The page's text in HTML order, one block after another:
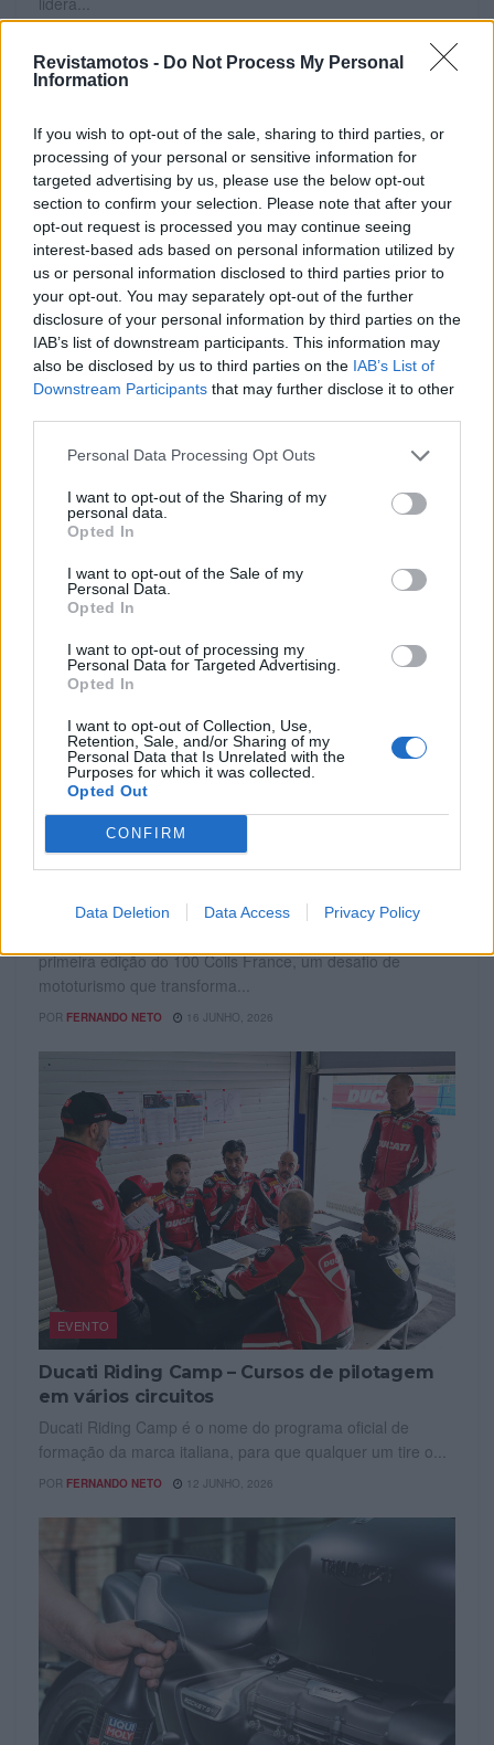
Revistamotos - Do Not Process My Personal
Information
If you wish to opt-out of the sale, sharing to third parties, or
processing of your personal or sensitive information for
targeted advertising by us, please use the below opt-out
section to confirm your selection. Please note that after your
opt-out request is processed you may continue seeing
interest-based ads based on personal information utilized by
us or personal information disclosed to third parties prior to
your opt-out. You may separately opt-out of the further
disclosure of your personal information by third parties on the
IAB’s list of downstream participants. This information may
also be disclosed by us to third parties on the IAB’s List of
Downstream Participants that may further disclose it to other
Personal Data Processing Opt Outs
I want to opt-out of the Sharing of my
personal data.
Opted In
I want to opt-out of the Sale of my
Personal Data.
Opted In
I want to opt-out of processing my
Personal Data for Targeted Advertising.
Opted In
I want to opt-out of Collection, Use,
Retention, Sale, and/or Sharing of my
Personal Data that Is Unrelated with the
Purposes for which it was collected.
Opted Out
CONFIRM
Data Deletion Data Access Privacy Policy
MOTOMAIS
Honda Mugen da MotoTrofa destaca-se no
Da Península Ibérica para a Europa No final de maio
ficaram conhecidos os vencedores do Garage Dreams, o
concurso que...
BEATRIZ ALEXANDRE
EVENTO
Mototurismo único
primeira edição do 100 Colls France, um desafio de
mototurismo que transforma...
POR FERNANDO NETO 16 JUNHO, 2026
EVENTO
Ducati Riding Camp – Cursos de pilotagem
em vários circuitos
Ducati Riding Camp é o nome do programa oficial de
formação da marca italiana, para que qualquer um tire o...
POR FERNANDO NETO 12 JUNHO, 2026